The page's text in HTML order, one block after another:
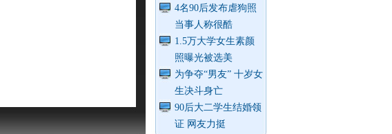
4名90后发布虐狗照
当事人称很酷
1.5万大学女生素颜
照曝光被选美
为争夺“男友” 十岁女
生决斗身亡
90后大二学生结婚领
证 网友力挺